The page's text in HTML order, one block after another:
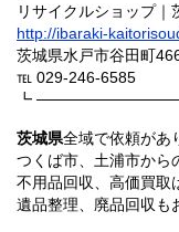
リサイクルショップ｜
http://ibaraki-
茨城県水戸市谷田町
℡ 029-246-6585
┗
茨城県全域で依頼があ
つくば市、土浦市から
不用品回収、高価買取
遺品整理、廃品回収も